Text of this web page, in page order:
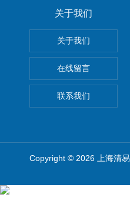
关于我们
关于我们
在线留言
联系我们
Copyright © 2026 上海清